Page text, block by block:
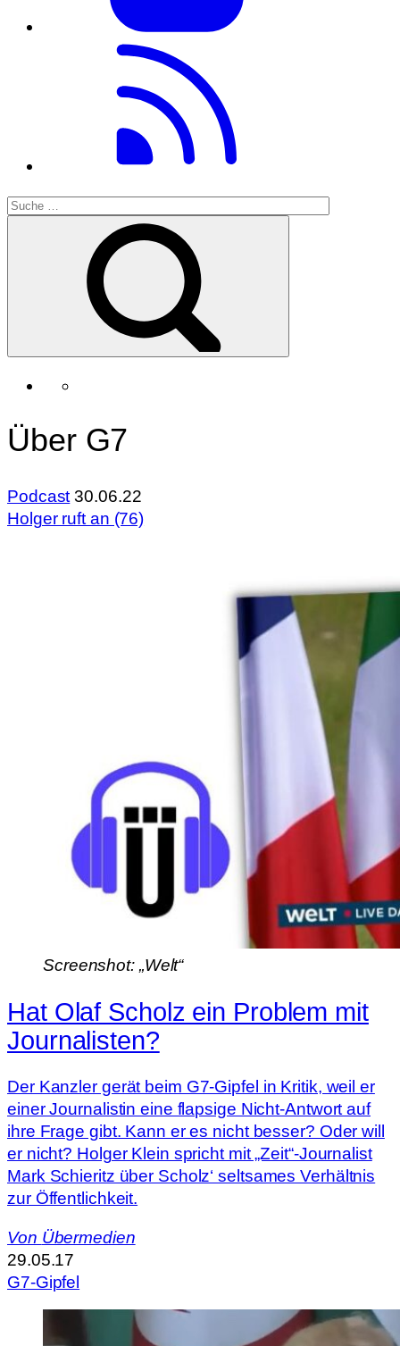
Über G7
Podcast 30.06.22
Holger ruft an (76)
Screenshot: „Welt“
Hat Olaf Scholz ein Problem mit
Journalisten?
Der Kanzler gerät beim G7-Gipfel in Kritik, weil er
einer Journalistin eine flapsige Nicht-Antwort auf
ihre Frage gibt. Kann er es nicht besser? Oder will
er nicht? Holger Klein spricht mit „Zeit“-Journalist
Mark Schieritz über Scholz‘ seltsames Verhältnis
zur Öffentlichkeit.
Von Übermedien
29.05.17
G7-Gipfel